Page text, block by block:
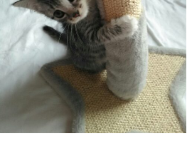
MINOU UND YASU
Vermittelt